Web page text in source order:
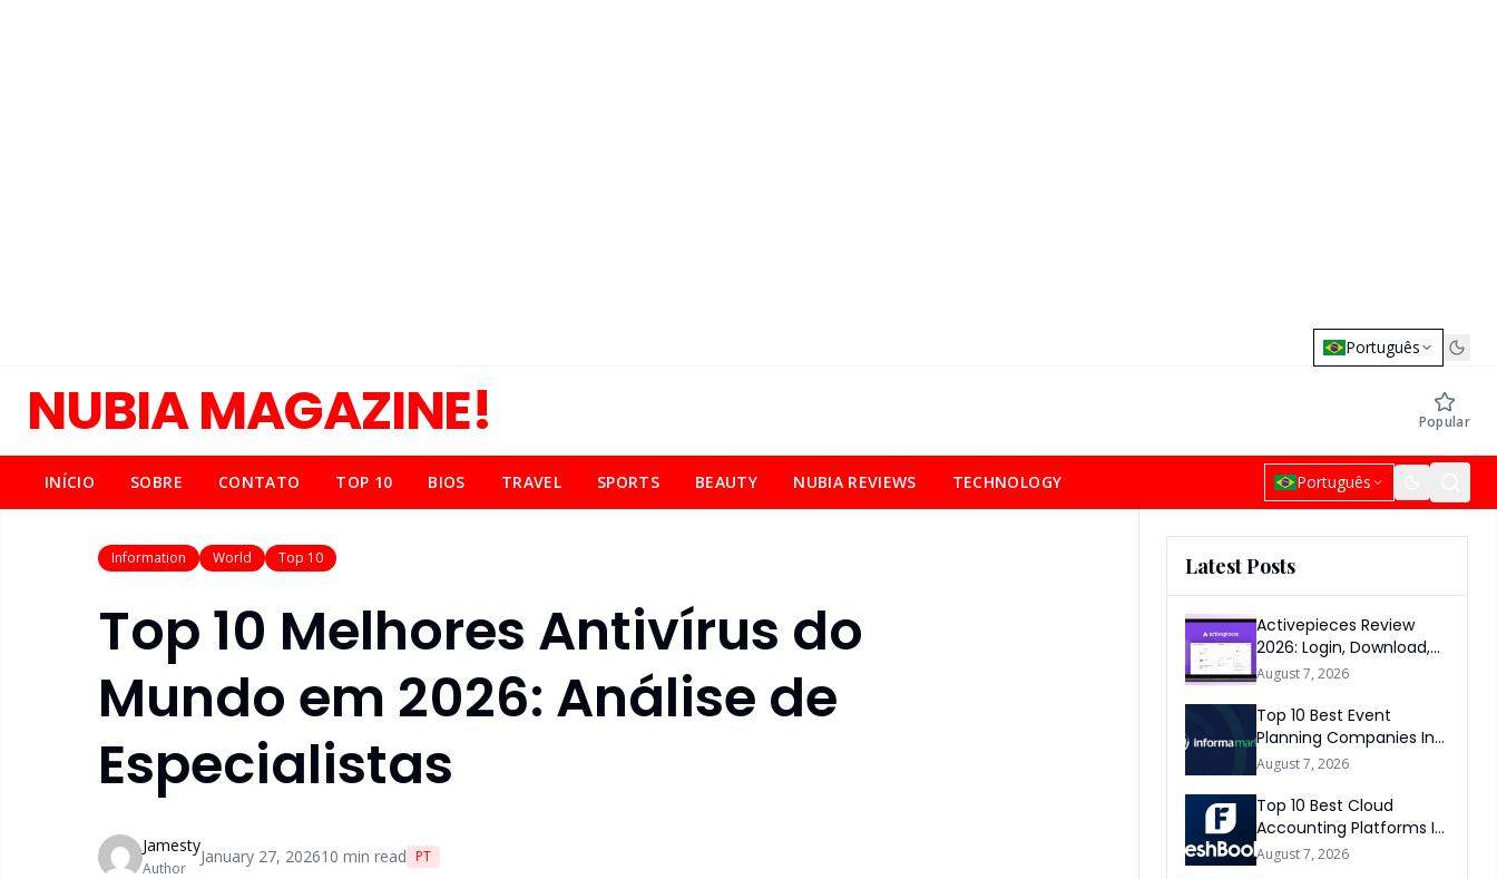
Português
NUBIA MAGAZINE! Popular
INÍCIO SOBRE CONTATO TOP 10 BIOS TRAVEL SPORTS BEAUTY NUBIA REVIEWS TECHNOLOGY Português
Information World Top 10
Top 10 Melhores Antivírus do
Mundo em 2026: Análise de
Especialistas
Jamesty
Author
January 27, 202610 min read PT
Latest Posts
Activepieces Review
2026: Login, Download,
AI, Pricing, Automation &
August 7, 2026
Top 10 Best Event
Planning Companies In
The World 2026
August 7, 2026
Top 10 Best Cloud
Accounting Platforms In
The World 2026
August 7, 2026